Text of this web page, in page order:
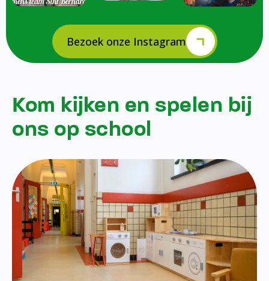
Bezoek onze Instagram
Kom kijken en spelen bij
ons op school